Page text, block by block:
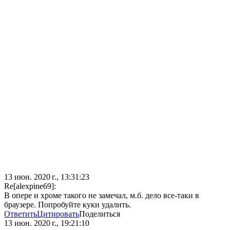
13 июн. 2020 г., 13:31:23
Re[alexpine69]:
В опере и хроме такого не замечал, м.б. дело все-таки в
браузере. Попробуйте куки удалить.
ОтветитьЦитироватьПоделиться
13 июн. 2020 г., 19:21:10